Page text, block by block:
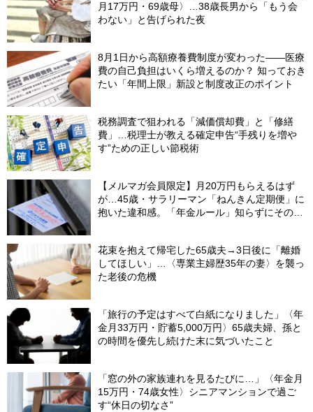
月17万円・69歳母〉…38歳長男から「もう会
わない」と告げられた夜
8月1日から高額療養費制度が変わった――医療
費の自己負担はいくら増えるのか？ 知っておき
たい「年間上限」新設と制度改正のポイント
税務調査で狙われる「減価償却費」と「修繕
費」…税理士が教える確定申告“手残りを増や
す”ための正しい節税術
【メルマガ会員限定】月20万円もらえるはず
が…45歳・サラリーマン「ねんきん定期便」に
抱いた違和感。「年金ルール」知らずにそのま
花束を抱えて帰宅した65歳夫→3日後に「離婚
してほしい」…〈専業主婦歴35年の妻〉を襲っ
た老後の危機
「旅行の予定はすべて白紙になりました」〈年
金月33万円・貯蓄5,000万円〉65歳夫婦、孫と
の時間を優先し続けた末に気づいたこと
「窓の外の家族連れを見るたびに…」〈年金月
15万円・74歳女性〉シニアマンションで過ご
す“休日の切なさ”